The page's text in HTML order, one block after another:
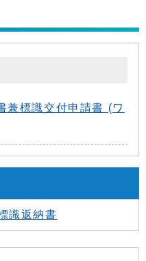
兼標識交付申請書 (ワ
識返納書